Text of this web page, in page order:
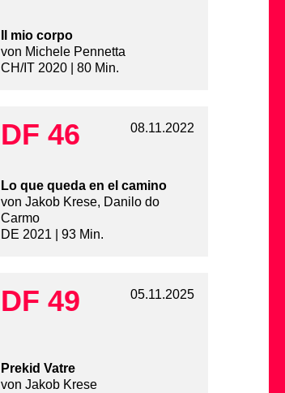
Il mio corpo
von Michele Pennetta
CH/IT 2020 | 80 Min.
DF 46 08.11.2022
Lo que queda en el camino
von Jakob Krese, Danilo do
Carmo
DE 2021 | 93 Min.
DF 49 05.11.2025
Prekid Vatre
von Jakob Krese